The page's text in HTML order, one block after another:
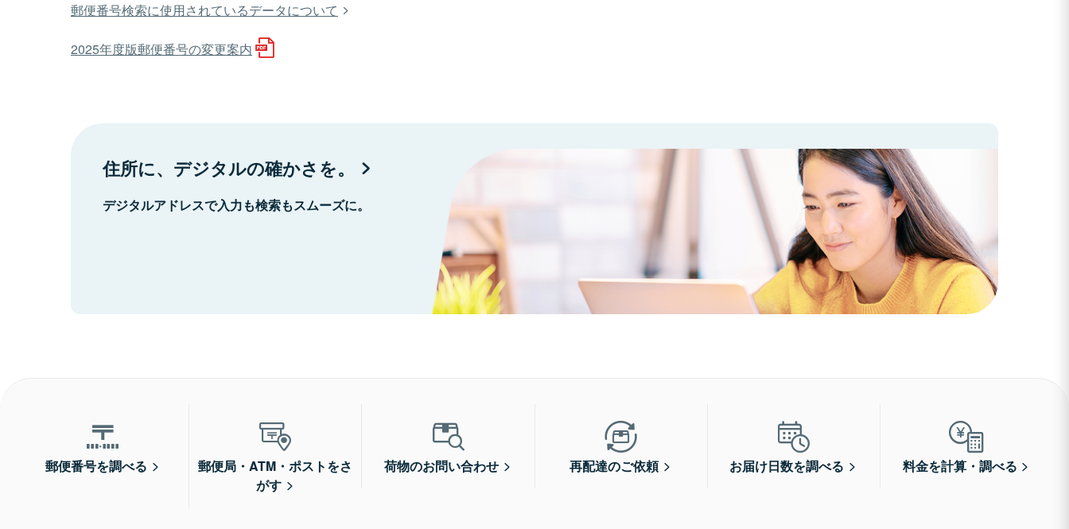
郵便番号検索に使用されているデータについて
2025年度版郵便番号の変更案内
住所に、デジタルの確かさを。
デジタルアドレスで入力も検索もスムーズに。
郵便番号を調べる
郵便局・ATM・ポストをさ
がす
荷物のお問い合わせ 再配達のご依頼 お届け日数を調べる 料金を計算・調べる